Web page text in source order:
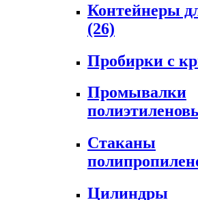
Контейнеры
(26)
Пробирки с
Промывалки
Стаканы
Цилиндры